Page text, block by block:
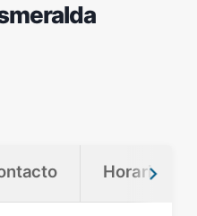
Horario